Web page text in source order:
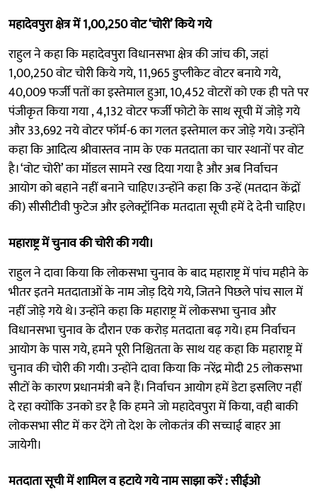
महादेवपुरा क्षेत्र में 1,00,250 वोट ‘चोरी’ किये गये
राहुल ने कहा कि महादेवपुरा विधानसभा क्षेत्र की जांच की, जहां
1,00,250 वोट चोरी किये गये, 11,965 डुप्लीकेट वोटर बनाये गये,
40,009 फर्जी पतों का इस्तेमाल हुआ, 10,452 वोटरों को एक ही पते पर
पंजीकृत किया गया , 4,132 वोटर फर्जी फोटो के साथ सूची में जोड़े गये
और 33,692 नये वोटर फॉर्म-6 का गलत इस्तेमाल कर जोड़े गये। उन्होंने
कहा कि आदित्य श्रीवास्तव नाम के एक मतदाता का चार स्थानों पर वोट
है। ‘वोट चोरी’ का मॉडल सामने रख दिया गया है और अब निर्वाचन
आयोग को बहाने नहीं बनाने चाहिए।उन्होंने कहा कि उन्हें (मतदान केंद्रों
की) सीसीटीवी फुटेज और इलेक्ट्रॉनिक मतदाता सूची हमें दे देनी चाहिए।
महाराष्ट्र में चुनाव की चोरी की गयी।
राहुल ने दावा किया कि लोकसभा चुनाव के बाद महाराष्ट्र में पांच महीने के
भीतर इतने मतदाताओं के नाम जोड़ दिये गये, जितने पिछले पांच साल में
नहीं जोड़े गये थे। उन्होंने कहा कि महाराष्ट्र में लोकसभा चुनाव और
विधानसभा चुनाव के दौरान एक करोड़ मतदाता बढ़ गये। हम निर्वाचन
आयोग के पास गये, हमने पूरी निश्चितता के साथ यह कहा कि महाराष्ट्र में
चुनाव की चोरी की गयी। उन्होंने दावा किया कि नरेंद्र मोदी 25 लोकसभा
सीटों के कारण प्रधानमंत्री बने हैं। निर्वाचन आयोग हमें डेटा इसलिए नहीं
दे रहा क्योंकि उनको डर है कि हमने जो महादेवपुरा में किया, वही बाकी
लोकसभा सीट में कर देंगे तो देश के लोकतंत्र की सच्चाई बाहर आ
जायेगी।
मतदाता सूची में शामिल व हटाये गये नाम साझा करें : सीईओ